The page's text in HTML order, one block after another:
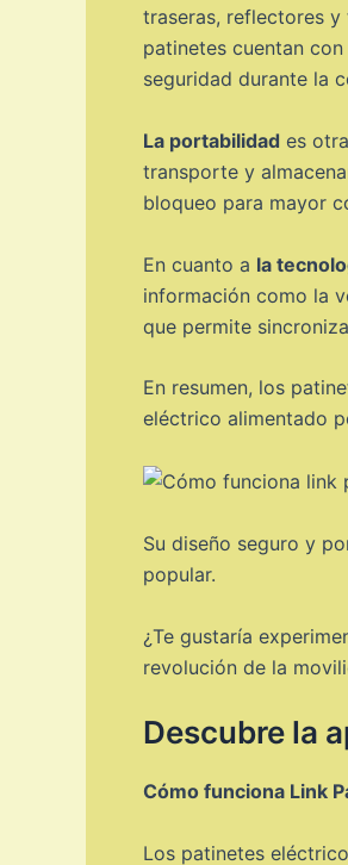
traseras, reflectores
patinetes cuentan
seguridad durante la
La portabilidad es
transporte y
bloqueo para mayor
En cuanto a la
información como la
que permite
En resumen, los
eléctrico alimentado
Su diseño seguro y
popular.
¿Te gustaría
revolución de la
Descubre la
Cómo funciona Link
Los patinetes